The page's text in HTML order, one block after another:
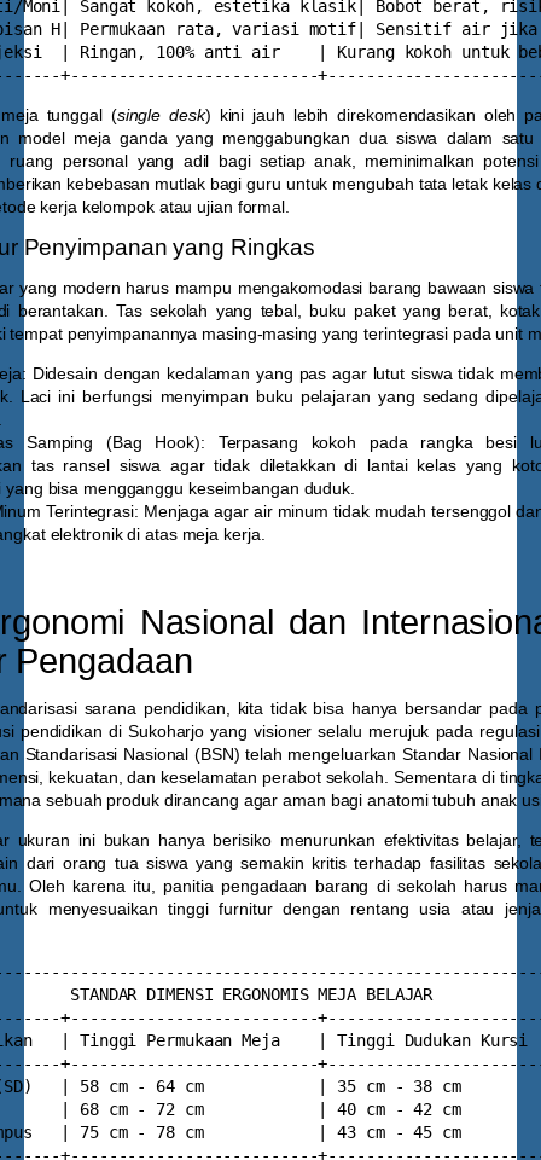
Moni| Sangat kokoh, estetika klasik| Bobot berat,
H| Permukaan rata, variasi motif| Sensitif air
| Ringan, 100% anti air    | Kurang kokoh untuk
tunggal (single desk) kini jauh lebih direkomendasikan oleh
model meja ganda yang menggabungkan dua siswa dalam
ruang personal yang adil bagi setiap anak, meminimalkan
kebebasan mutlak bagi guru untuk mengubah tata letak kelas
kerja kelompok atau ujian formal.
Penyimpanan yang Ringkas
yang modern harus mampu mengakomodasi barang bawaan
berantakan. Tas sekolah yang tebal, buku paket yang berat,
tempat penyimpanannya masing-masing yang terintegrasi pada unit
Didesain dengan kedalaman yang pas agar lutut siswa tidak
Laci ini berfungsi menyimpan buku pelajaran yang sedang
Samping (Bag Hook): Terpasang kokoh pada rangka besi
tas ransel siswa agar tidak diletakkan di lantai kelas yang
bisa mengganggu keseimbangan duduk.
Terintegrasi: Menjaga agar air minum tidak mudah tersenggol
elektronik di atas meja kerja.
Nasional dan
Pengadaan
sarana pendidikan, kita tidak bisa hanya bersandar pada
pendidikan di Sukoharjo yang visioner selalu merujuk pada
Standarisasi Nasional (BSN) telah mengeluarkan Standar Nasional
kekuatan, dan keselamatan perabot sekolah. Sementara di
sebuah produk dirancang agar aman bagi anatomi tubuh anak
ukuran ini bukan hanya berisiko menurunkan efektivitas belajar,
dari orang tua siswa yang semakin kritis terhadap fasilitas
Oleh karena itu, panitia pengadaan barang di sekolah harus
menyesuaikan tinggi furnitur dengan rentang usia atau
DIMENSI ERGONOMIS MEJA BELAJAR
+--------------------------
| Tinggi Permukaan Meja    | Tinggi Dudukan
+--------------------------
(SD)   | 58 cm - 64 cm            | 35 cm - 38 cm
| 68 cm - 72 cm            | 40 cm - 42 cm
| 75 cm - 78 cm            | 43 cm - 45 cm